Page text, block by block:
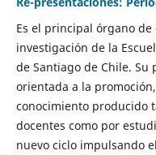
Es el principal órgano
investigación de la
de Santiago de Chile. Su
orientada a la
conocimiento producido
docentes como por
nuevo ciclo impulsando